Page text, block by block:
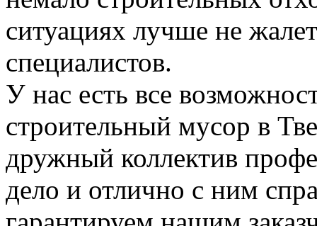
ситуациях лучше не
специалистов.
У нас есть все
строительный мусор в
дружный коллектив
дело и отлично с ним